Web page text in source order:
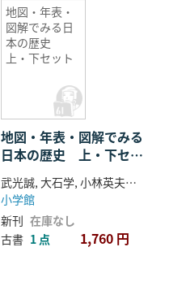
地図・年表・
図解でみる日
本の歴史
上・下セット
地図・年表・図解でみる
日本の歴史 上・下セッ
ト
武光誠, 大石学, 小林英夫監修
小学館
新刊 在庫なし
古書 1 点 1,760 円